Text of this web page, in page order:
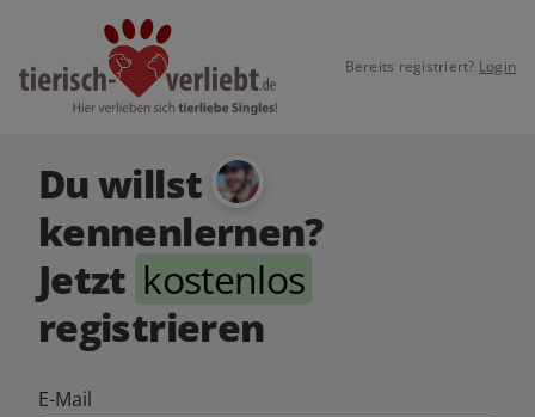
Bereits registriert? Login
Du willst
kennenlernen?
Jetzt kostenlos
registrieren
E-Mail